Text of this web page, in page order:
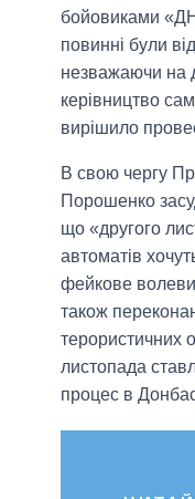
бойовиками
повинні були
незважаючи на
керівництво
вирішило
В свою чергу
Порошенко
що «другого
автоматів
фейкове
також
терористичних
листопада
процес в